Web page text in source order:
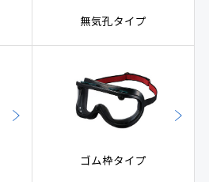
無気孔タイプ
ゴム枠タイプ